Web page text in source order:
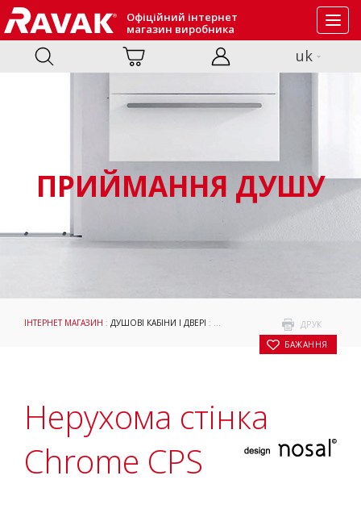
Офіційний інтернет
магазин виробника
uk
ПРИЙМАННЯ ДУШУ
ДРУК
БАЖАННЯ
ІНТЕРНЕТ МАГАЗИН : ДУШОВІ КАБІНИ І ДВЕРІ : ПРИЙМАННЯ ДУШУ : НЕРУХОМА
Нерухома стінка
Chrome CPS